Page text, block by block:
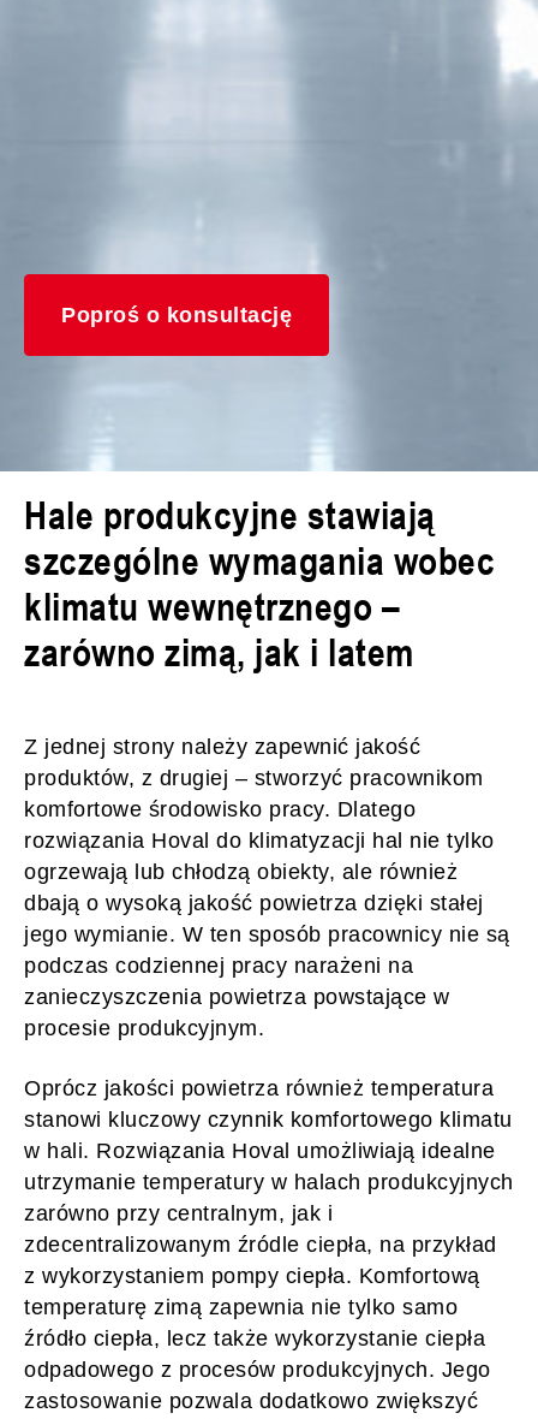
Poproś o konsultację
Hale produkcyjne stawiają
szczególne wymagania wobec
klimatu wewnętrznego –
zarówno zimą, jak i latem
Z jednej strony należy zapewnić jakość
produktów, z drugiej – stworzyć pracownikom
komfortowe środowisko pracy. Dlatego
rozwiązania Hoval do klimatyzacji hal nie tylko
ogrzewają lub chłodzą obiekty, ale również
dbają o wysoką jakość powietrza dzięki stałej
jego wymianie. W ten sposób pracownicy nie są
podczas codziennej pracy narażeni na
zanieczyszczenia powietrza powstające w
procesie produkcyjnym.
Oprócz jakości powietrza również temperatura
stanowi kluczowy czynnik komfortowego klimatu
w hali. Rozwiązania Hoval umożliwiają idealne
utrzymanie temperatury w halach produkcyjnych
zarówno przy centralnym, jak i
zdecentralizowanym źródle ciepła, na przykład
z wykorzystaniem pompy ciepła. Komfortową
temperaturę zimą zapewnia nie tylko samo
źródło ciepła, lecz także wykorzystanie ciepła
odpadowego z procesów produkcyjnych. Jego
zastosowanie pozwala dodatkowo zwiększyć